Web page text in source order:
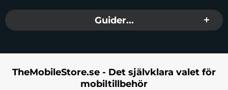
Guider...
TheMobileStore.se - Det självklara valet för
mobiltillbehör